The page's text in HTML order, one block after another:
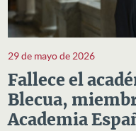
29 de mayo de 2026
Fallece el
Blecua,
Academia